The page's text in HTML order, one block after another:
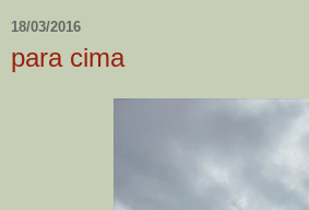
18/03/2016
para cima